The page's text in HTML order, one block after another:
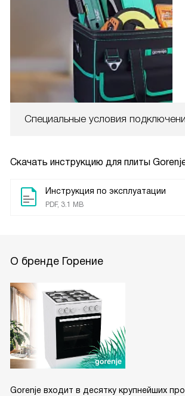
Специальные условия
Скачать инструкцию для плиты
Инструкция по эксплуатации
PDF, 3.1 MB
О бренде Горение
Gorenje входит в десятку крупнейших